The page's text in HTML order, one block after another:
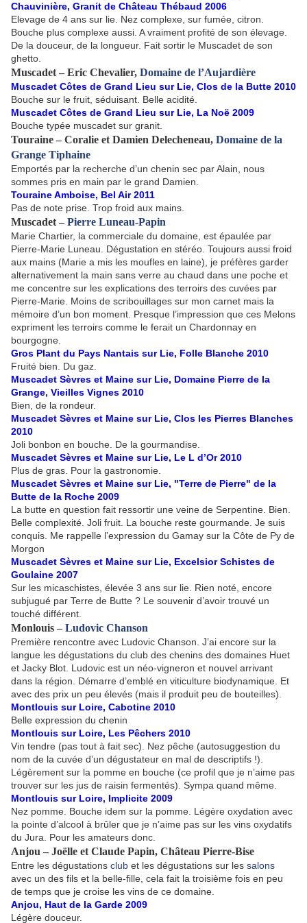
Chauvinière, Granit de Château Thébaud 2006
Elevage de 4 ans sur lie. Nez complexe, sur fumée, citron.
Bouche plus complexe aussi. A vraiment profité de son élevage.
De la douceur, de la longueur. Fait sortir le Muscadet de son
ghetto.
Muscadet – Eric Chevalier, Domaine de l’Aujardière
Muscadet Côtes de Grand Lieu sur Lie, Clos de la Butte 2010
Bouche sur le fruit, séduisant. Belle acidité.
Muscadet Côtes de Grand Lieu sur Lie, La Noë 2009
Bouche typée muscadet sur granit.
Touraine – Coralie et Damien Delecheneau, Domaine de la
Grange Tiphaine
Emportés par la recherche d’un chenin sec par Alain, nous
sommes pris en main par le grand Damien.
Touraine Amboise, Bel Air 2011
Pas de note prise. Trop froid aux mains.
Muscadet – Pierre Luneau-Papin
Marie Chartier, la commerciale du domaine, est épaulée par
Pierre-Marie Luneau. Dégustation en stéréo. Toujours aussi froid
aux mains (Marie a mis les moufles en laine), je préfères garder
alternativement la main sans verre au chaud dans une poche et
me concentre sur les explications des terroirs des cuvées par
Pierre-Marie. Moins de scribouillages sur mon carnet mais la
mémoire d’un bon moment. Presque l’impression que ces Melons
expriment les terroirs comme le ferait un Chardonnay en
bourgogne.
Gros Plant du Pays Nantais sur Lie, Folle Blanche 2010
Fruité bien. Du gaz.
Muscadet Sèvres et Maine sur Lie, Domaine Pierre de la
Grange, Vieilles Vignes 2010
Bien, de la rondeur.
Muscadet Sèvres et Maine sur Lie, Clos les Pierres Blanches
2010
Joli bonbon en bouche. De la gourmandise.
Muscadet Sèvres et Maine sur Lie, Le L d’Or 2010
Plus de gras. Pour la gastronomie.
Muscadet Sèvres et Maine sur Lie, "Terre de Pierre" de la
Butte de la Roche 2009
La butte en question fait ressortir une veine de Serpentine. Bien.
Belle complexité. Joli fruit. La bouche reste gourmande. Je suis
conquis. Me rappelle l’expression du Gamay sur la Côte de Py de
Morgon
Muscadet Sèvres et Maine sur Lie, Excelsior Schistes de
Goulaine 2007
Sur les micaschistes, élevée 3 ans sur lie. Rien noté, encore
subjugué par Terre de Butte ? Le souvenir d’avoir trouvé un
touché différent.
Monlouis – Ludovic Chanson
Première rencontre avec Ludovic Chanson. J’ai encore sur la
langue les dégustations du club des chenins des domaines Huet
et Jacky Blot. Ludovic est un néo-vigneron et nouvel arrivant
dans la région. Démarre d’emblé en viticulture biodynamique. Et
avec des prix un peu élevés (mais il produit peu de bouteilles).
Montlouis sur Loire, Cabotine 2010
Belle expression du chenin
Montlouis sur Loire, Les Pêchers 2010
Vin tendre (pas tout à fait sec). Nez pêche (autosuggestion du
nom de la cuvée d’un dégustateur en mal de descriptifs !).
Légèrement sur la pomme en bouche (ce profil que je n’aime pas
trouver sur les jus de raisin fermentés). Sympa quand même.
Montlouis sur Loire, Implicite 2009
Nez pomme. Bouche idem sur la pomme. Légère oxydation avec
la pointe d’alcool à brûler que je n’aime pas sur les vins oxydatifs
du Jura. Pour les amateurs donc.
Anjou – Joëlle et Claude Papin, Château Pierre-Bise
Entre les dégustations club et les dégustations sur les salons
avec un des fils et la belle-fille, cela fait la troisième fois en peu
de temps que je croise les vins de ce domaine.
Anjou, Haut de la Garde 2009
Légère douceur.